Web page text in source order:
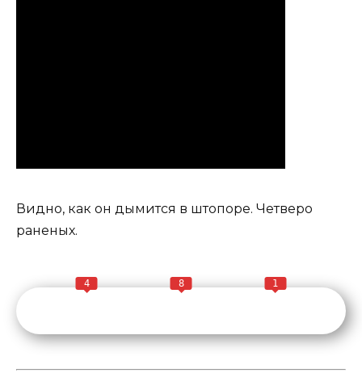
Видно, как он дымится в штопоре. Четверо
раненых.
4 8 1